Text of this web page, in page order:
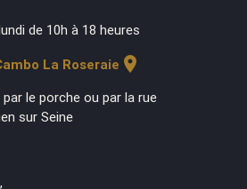
de 10h à 18 heures
La Roseraie location_on
le porche ou par la rue
sur Seine